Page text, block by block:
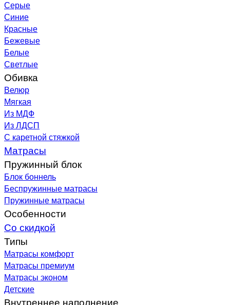
Серые
Синие
Красные
Бежевые
Белые
Светлые
Обивка
Велюр
Мягкая
Из МДФ
Из ЛДСП
С каретной стяжкой
Матрасы
Пружинный блок
Блок боннель
Беспружинные матрасы
Пружинные матрасы
Особенности
Со скидкой
Типы
Матрасы комфорт
Матрасы премиум
Матрасы эконом
Детские
Внутреннее наполнение